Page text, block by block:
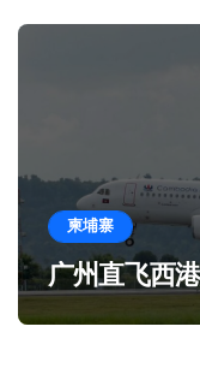
柬埔寨
广州直飞西